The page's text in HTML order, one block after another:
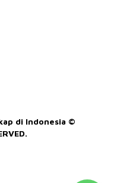
di Indonesia ©